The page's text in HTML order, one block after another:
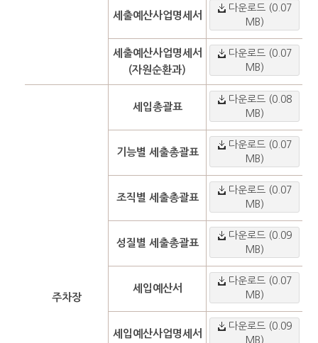
세출예산사업명세서
다운로드 (0.07
MB)
세출예산사업명세서
(자원순환과)
다운로드 (0.07
MB)
주차장
세입총괄표
다운로드 (0.08
MB)
기능별 세출총괄표
다운로드 (0.07
MB)
조직별 세출총괄표
다운로드 (0.07
MB)
성질별 세출총괄표
다운로드 (0.09
MB)
세입예산서
다운로드 (0.07
MB)
세입예산사업명세서
다운로드 (0.09
MB)